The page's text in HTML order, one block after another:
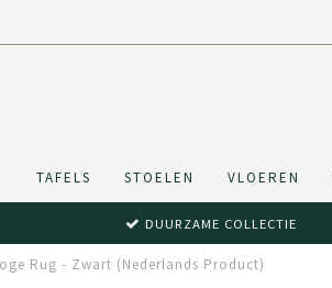
TAFELS STOELEN VLOEREN
DUURZAME COLLECTIE
Rug - Zwart (Nederlands Product)